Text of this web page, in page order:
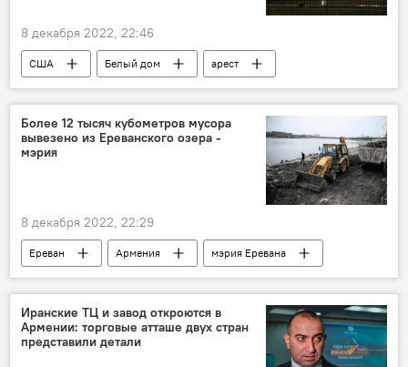
8 декабря 2022, 22:46
США Белый дом
арест
гражданин
Более 12 тысяч кубометров мусора
вывезено из Ереванского озера -
мэрия
8 декабря 2022, 22:29
Ереван Армения
мэрия Еревана
озеро
Иранские ТЦ и завод откроются в
Армении: торговые атташе двух стран
представили детали